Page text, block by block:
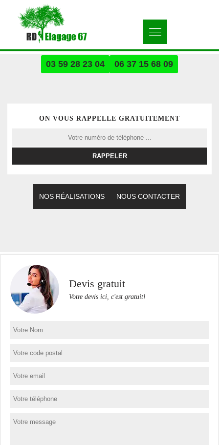
03 59 28 23 04 06 37 15 68 09
ON VOUS RAPPELLE GRATUITEMENT
NOS RÉALISATIONS NOUS CONTACTER
Devis gratuit
Votre devis ici, c'est gratuit!